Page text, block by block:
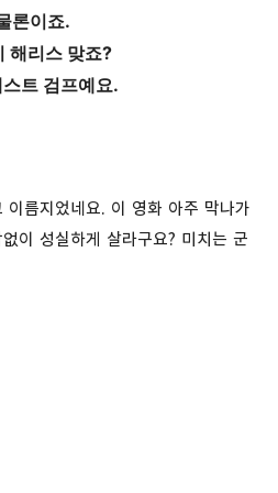
론이죠.
해리스 맞죠?
트 검프예요.
이름지었네요. 이 영화 아주 막나가
이 성실하게 살라구요? 미치는 군